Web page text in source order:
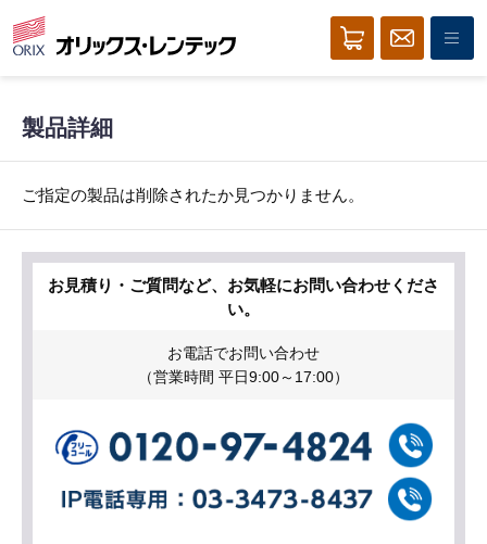
製品詳細
ご指定の製品は削除されたか見つかりません。
お見積り・ご質問など、お気軽にお問い合わせくださ
い。
お電話でお問い合わせ
（営業時間 平日9:00～17:00）